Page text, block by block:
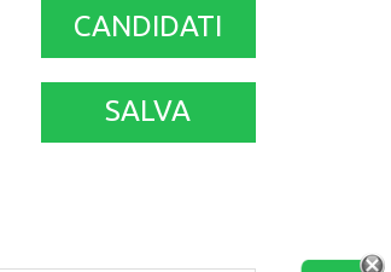
CANDIDATI
SALVA